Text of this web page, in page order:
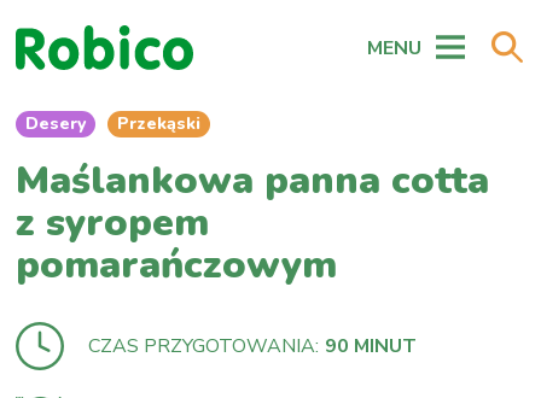
MENU
Desery Przekąski
Maślankowa panna cotta
z syropem
pomarańczowym
CZAS PRZYGOTOWANIA: 90 MINUT